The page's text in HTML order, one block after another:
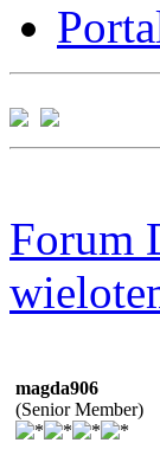
Forum
magda906
(Senior Member)